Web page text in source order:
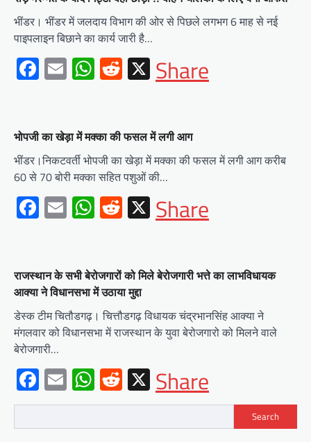
भींडर। भींडर में जलदाय विभाग की ओर से पिछले लगभग 6 माह से नई
पाइपलाइन बिछाने का कार्य जारी है…
Facebook
EmailWhatsApp
Reddit
X
Share
भोपजी का खेड़ा में मक्का की फसल में लगी आग
भींडर।निकटवर्ती भोपजी का खेड़ा में मक्का की फसल में लगी आग करीब
60 से 70 बोरी मक्का सहित पशुओं की…
Facebook
EmailWhatsApp
Reddit
X
Share
राजस्थान के सभी बेरोजगारों को मिले बेरोजगारी भत्ते का लाभविधायक
आक्या ने विधानसभा में उठाया मुद्दा
डेस्क टीम चितौडगढ़। चित्तौडगढ़ विधायक चंद्रभानसिंह आक्या ने
मंगलवार को विधानसभा में राजस्थान के युवा बेरोजगारो को मिलने वाले
बेरोजगारी…
Facebook
EmailWhatsApp
Reddit
X
Share
Search